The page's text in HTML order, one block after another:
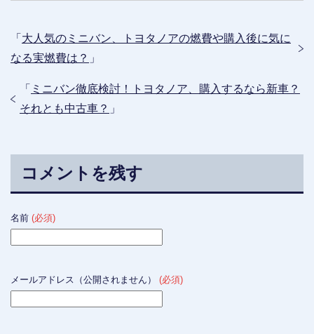
「 大人気のミニバン、トヨタノアの燃費や購入後に気に
なる実燃費は？ 」
「 ミニバン徹底検討！トヨタノア、購入するなら新車？
それとも中古車？ 」
コメントを残す
名前 (必須)
メールアドレス（公開されません） (必須)